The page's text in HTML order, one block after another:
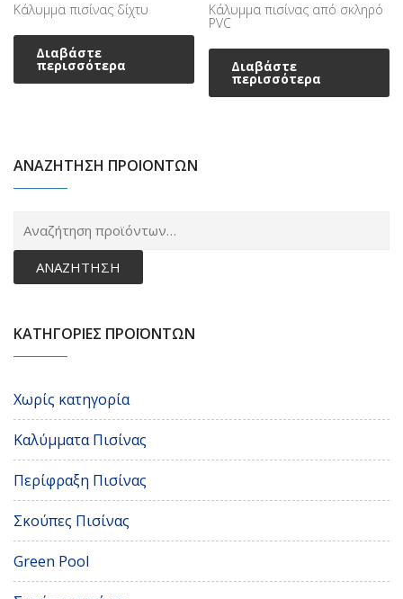
Κάλυμμα πισίνας δίχτυ
Διαβάστε
περισσότερα
Κάλυμμα πισίνας από σκληρό
PVC
Διαβάστε
περισσότερα
ΑΝΑΖΗΤΗΣΗ ΠΡΟΙΟΝΤΩΝ
ΑΝΑΖΉΤΗΣΗ
ΚΑΤΗΓΟΡΙΕΣ ΠΡΟΪΟΝΤΩΝ
Χωρίς κατηγορία
Καλύμματα Πισίνας
Περίφραξη Πισίνας
Σκούπες Πισίνας
Green Pool